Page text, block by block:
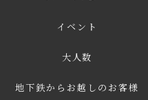
イベント
大人数
地下鉄からお越しのお客様